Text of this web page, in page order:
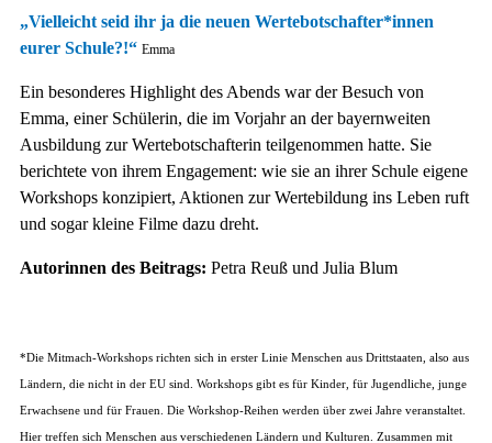
„Vielleicht seid ihr ja die neuen Wertebotschafter*innen
eurer Schule?!“ Emma
Ein besonderes Highlight des Abends war der Besuch von
Emma, einer Schülerin, die im Vorjahr an der bayernweiten
Ausbildung zur Wertebotschafterin teilgenommen hatte. Sie
berichtete von ihrem Engagement: wie sie an ihrer Schule eigene
Workshops konzipiert, Aktionen zur Wertebildung ins Leben ruft
und sogar kleine Filme dazu dreht.
Autorinnen des Beitrags: Petra Reuß und Julia Blum
*Die Mitmach-Workshops richten sich in erster Linie Menschen aus Drittstaaten, also aus
Ländern, die nicht in der EU sind. Workshops gibt es für Kinder, für Jugendliche, junge
Erwachsene und für Frauen. Die Workshop-Reihen werden über zwei Jahre veranstaltet.
Hier treffen sich Menschen aus verschiedenen Ländern und Kulturen. Zusammen mit